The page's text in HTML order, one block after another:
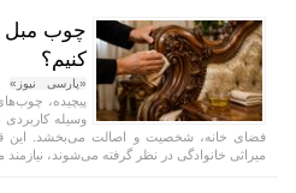
چوب مبل
کنیم؟
«پارسی نیوز»
پیچیده،
وسیله
فضای خانه، شخصیت و اصالت می‌بخشد. این
میراثی خانوادگی در نظر گرفته می‌شوند، نیازمند